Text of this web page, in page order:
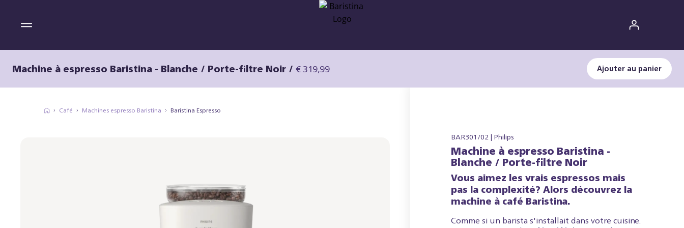
Machine à espresso Baristina - Blanche / Porte-filtre Noir/€ 319,99 Ajouter au panier
Café Machines espresso Baristina Baristina Espresso
BAR301/02 | Philips
Machine à espresso Baristina -
Blanche / Porte-filtre Noir
Vous aimez les vrais espressos mais
pas la complexité? Alors découvrez la
machine à café Baristina.
Comme si un barista s'installait dans votre cuisine.